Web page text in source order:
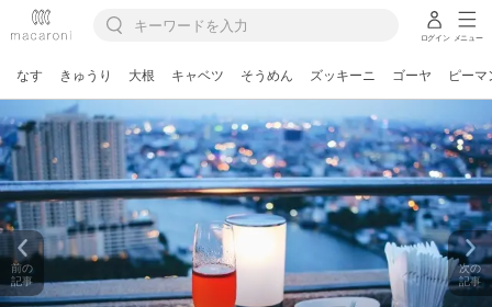
ログイン メニュー
なす きゅうり 大根 キャベツ そうめん ズッキーニ ゴーヤ ピーマ
前の
記事
次の
記事